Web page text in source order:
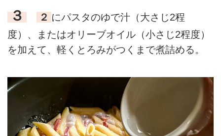
３ ２ にパスタのゆで汁（大さじ2程
度）、またはオリーブオイル（小さじ2程度）
を加えて、軽くとろみがつくまで煮詰める。